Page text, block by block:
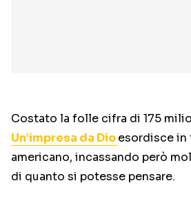
Costato la folle cifra di 175
Un’impresa da Dioesordisce in
americano, incassando però
di quanto si potesse pensare.